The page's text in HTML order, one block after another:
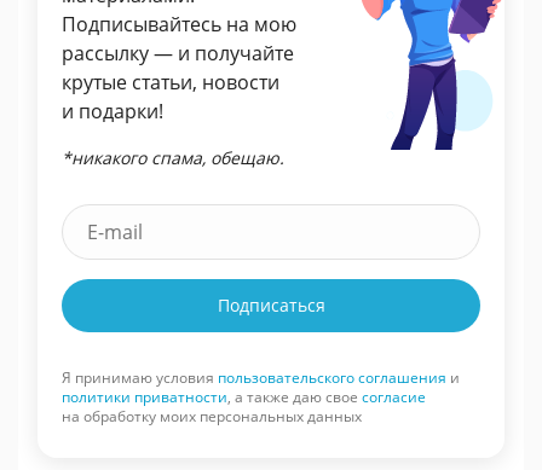
Подписывайтесь на мою
рассылку — и получайте
крутые статьи, новости
и подарки!
*никакого спама, обещаю.
Подписаться
Я принимаю условия пользовательского соглашения и
политики приватности, а также даю свое согласие
на обработку моих персональных данных